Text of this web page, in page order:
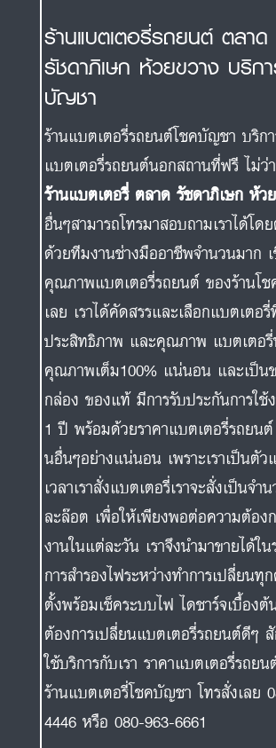
ร้านแบตเตอรี่รถยนต์ ตลาด
รัชดาภิเษก ห้วยขวาง บริก
บัญชา
ร้านแบตเตอรี่รถยนต์โชคบัญชา บริก
แบตเตอรี่รถยนต์นอกสถานที่ฟรี ไม่ว่
ร้านแบตเตอรี่ ตลาด รัชดาภิเษก ห้ว
อื่นๆสามารถโทรมาสอบถามเราได้โด
ด้วยทีมงานช่างมืออาชีพจำนวนมาก
คุณภาพแบตเตอรี่รถยนต์ ของร้านโ
เลย เราได้คัดสรรและเลือกแบตเตอ
ประสิทธิภาพ และคุณภาพ แบตเตอ
คุณภาพเต็ม100% แน่นอน และเป็น
กล่อง ของแท้ มีการรับประกันการใช้
1 ปี พร้อมด้วยราคาแบตเตอรี่รถยน
นอื่นๆอย่างแน่นอน เพราะเราเป็นตั
เวลาเราสั่งแบตเตอรี่เราจะสั่งเป็นจ
ละล๊อต เพื่อให้เพียงพอต่อความต้อง
งานในแต่ละวัน เราจึงนำมาขายได้ใ
การสำรองไฟระหว่างทำการเปลี่ยน
ตั้งพร้อมเช็คระบบไฟ ไดชาร์จเบื้อง
ต้องการเปลี่ยนแบตเตอรี่รถยนต์ดีๆ
ใช้บริการกับเรา ราคาแบตเตอรี่รถย
ร้านแบตเตอรี่โชคบัญชา โทรสั่งเลย
4446 หรือ 080-963-6661